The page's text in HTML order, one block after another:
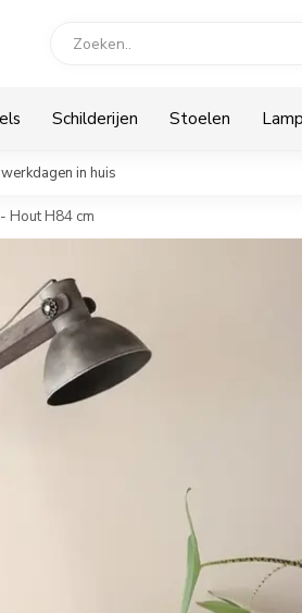
Schilderijen Stoelen
in huis
Hout H84 cm